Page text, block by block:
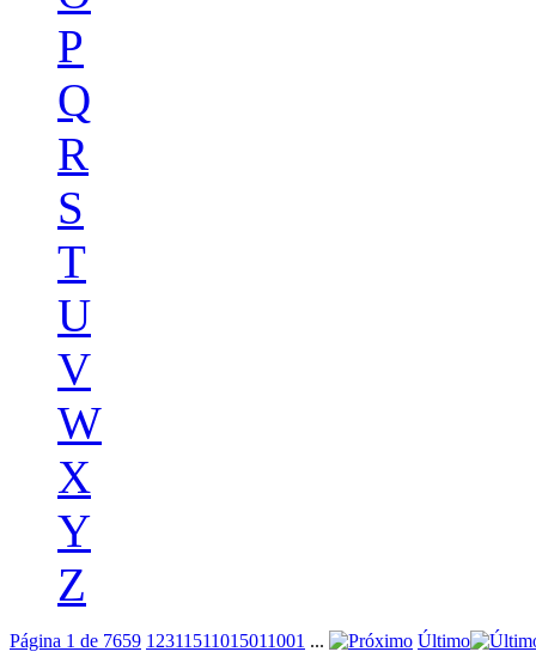
P
Q
R
S
T
U
V
W
X
Y
Z
Página 1 de 7659 1 2311 51101 5011001 ... Último